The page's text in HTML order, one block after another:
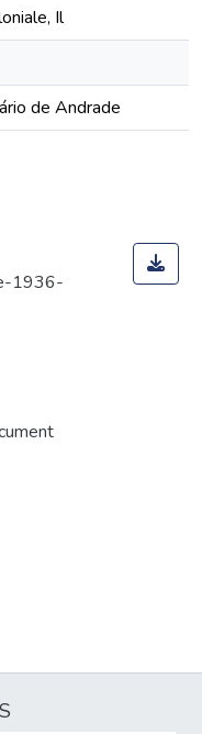
Il
de Andrade
1936-